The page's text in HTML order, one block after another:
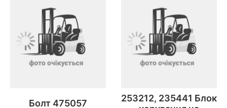
Болт 475057
253212, 235441 Блок